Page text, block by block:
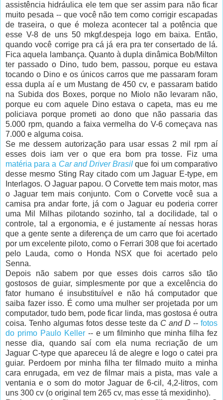
assistência hidráulica ele tem que ser assim para não ficar
muito pesada -- que você não tem como corrigir escapadas
de traseira, o que é moleza acontecer tal a potência que
esse V-8 de uns 50 mkgf.despeja logo em baixa. Então,
quando você corrige pra cá já era pra ter consertado de lá.
Fica aquela lambança. Quanto à dupla dinâmica Bob/Milton
ter passado o Dino, tudo bem, passou, porque eu estava
tocando o Dino e os únicos carros que me passaram foram
essa dupla aí e um Mustang de 450 cv, e passaram batido
na Subida dos Boxes, porque no Miolo não levaram não,
porque eu com aquele Dino estava o capeta, mas eu me
policiava porque prometi ao dono que não passaria das
5.000 rpm, quando a faixa vermelha do V-6 começava nas
7.000 e alguma coisa.
Se me dessem autorização para usar essas 2 mil rpm aí
esses dois iam ver o que era bom pra tosse. Fiz uma
matéria para a Car and Driver Brasil que foi um comparativo
desse mesmo Sting Ray citado com um Jaguar E-type, em
Interlagos. O Jaguar papou. O Corvette tem mais motor, mas
o Jaguar tem mais conjunto. Com o Corvette você sua a
camisa pra andar forte, já com o Jaguar eu poderia correr
uma Mil Milhas pilotando sozinho, tal a docilidade, tal o
controle, tal a ergonomia, e é justamente aí nessas horas
que a gente sente a diferença de um carro que foi acertado
por um excelente piloto, como o Ferrari 308 que foi acertado
pelo Lauda, como o Honda NSX que foi acertado pelo
Senna.
Depois não sabem por que esses dois carros são tão
gostosos de guiar, simplesmente por que a excelência do
fator humano é insubstituível e não há computador que
saiba fazer isso. É como uma mulher ser projetada por um
computador, tudo bem, pode ficar linda, mas gostosa é outra
coisa. Tenho algumas fotos desse teste da C and D -- fotos
do primo Paulo Keller-- e um filminho que minha filha fez
nesse dia, quando saí com ela numa recriação de um
Jaguar C-type que apareceu lá de alegre e logo o catei pra
guiar. Perdoem por minha filha ter filmado muito a minha
cara enrugada, em vez de filmar mais a pista, mas vale a
ventania e o som do motor Jaguar de 6-cil, 4,2-litros, com
uns 300 cv (o original tem 265 cv, mas esse tá mexidinho).